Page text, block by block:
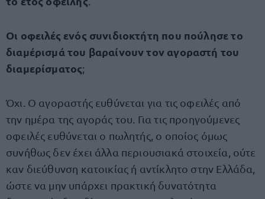
Οι οφειλές ενός συνιδιοκτήτη που πούλησε το
διαμέρισμά του βαραίνουν τον αγοραστή του
διαμερίσματος;
Όχι. Ο αγοραστής ευθύνεται για τις οφειλές από
την ημέρα της αγοράς του. Για τις προηγούμενες
οφειλές ευθύνεται ο πωλητής, ο οποίος όμως
συνήθως δεν έχει άλλα περιουσιακά στοιχεία, ούτε
καν διεύθυνση κατοικίας ή αντίκλητο στην Ελλάδα,
ώστε να μην υπάρχει πρακτική δυνατότητα